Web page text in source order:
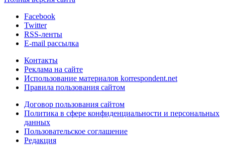
Facebook
Twitter
RSS-ленты
E-mail рассылка
Контакты
Реклама на сайте
Использование материалов korrespondent.net
Правила пользования сайтом
Договор пользования сайтом
Политика в сфере конфиденциальности и персональных
данных
Пользовательское соглашение
Редакция